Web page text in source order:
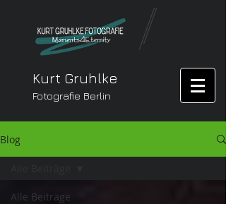
Kurt Gruhlke
Fotografie Berlin
Blog
Alle Beiträge